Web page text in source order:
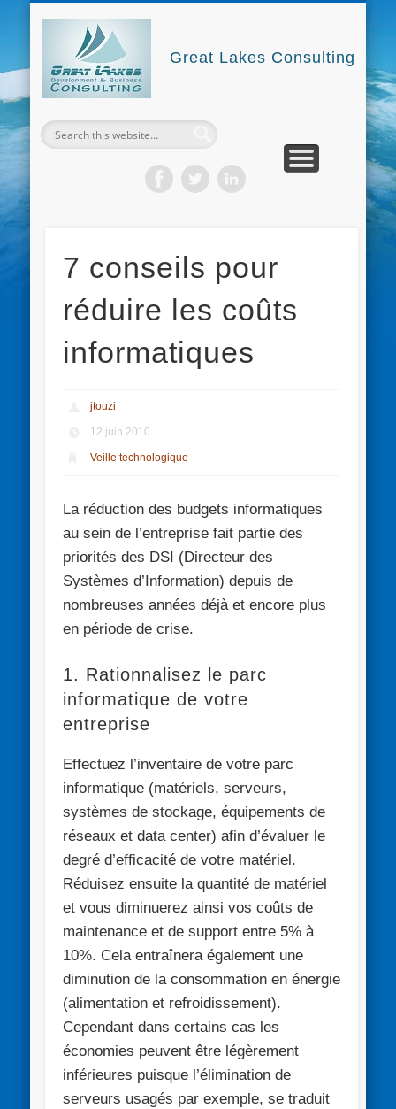
Great Lakes Consulting
7 conseils pour
réduire les coûts
informatiques
jtouzi
12 juin 2010
Veille technologique
La réduction des budgets informatiques
au sein de l’entreprise fait partie des
priorités des DSI (Directeur des
Systèmes d’Information) depuis de
nombreuses années déjà et encore plus
en période de crise.
1. Rationnalisez le parc
informatique de votre
entreprise
Effectuez l’inventaire de votre parc
informatique (matériels, serveurs,
systèmes de stockage, équipements de
réseaux et data center) afin d’évaluer le
degré d’efficacité de votre matériel.
Réduisez ensuite la quantité de matériel
et vous diminuerez ainsi vos coûts de
maintenance et de support entre 5% à
10%. Cela entraînera également une
diminution de la consommation en énergie
(alimentation et refroidissement).
Cependant dans certains cas les
économies peuvent être légèrement
inférieures puisque l’élimination de
serveurs usagés par exemple, se traduit